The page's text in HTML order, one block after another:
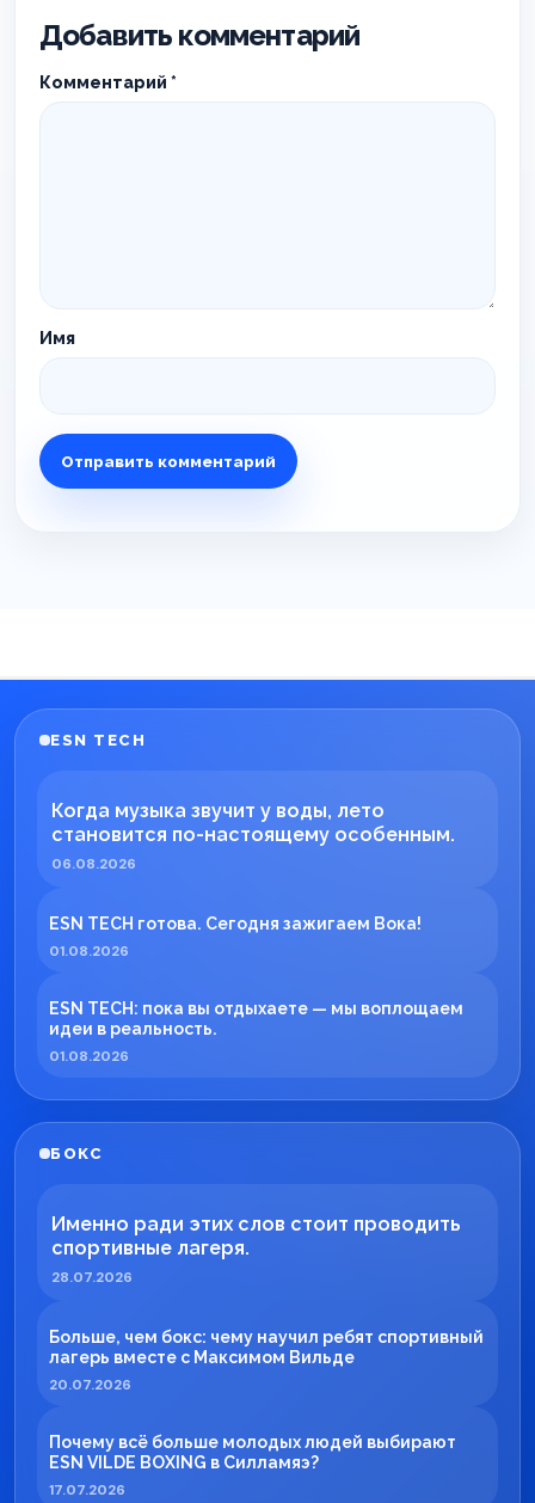
Добавить комментарий
Комментарий *
Имя
ESN TECH
Когда музыка звучит у воды, лето
становится по-настоящему особенным.
06.08.2026
ESN TECH готова. Сегодня зажигаем Вока!
01.08.2026
ESN TECH: пока вы отдыхаете — мы воплощаем
идеи в реальность.
01.08.2026
БОКС
Именно ради этих слов стоит проводить
спортивные лагеря.
28.07.2026
Больше, чем бокс: чему научил ребят спортивный
лагерь вместе с Максимом Вильде
20.07.2026
Почему всё больше молодых людей выбирают
ESN VILDE BOXING в Силламяэ?
17.07.2026